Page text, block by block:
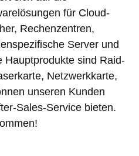
für Cloud-
Rechenzentren,
Server und
Hauptprodukte sind Raid-
Netzwerkkarte,
unseren Kunden
Sales-Service bieten.